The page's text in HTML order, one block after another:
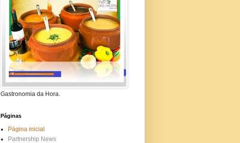
Gastronomia da Hora.
Páginas
Página inicial
Partnership News